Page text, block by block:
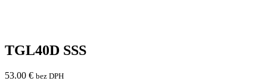
TGL40D SSS
53.00 € bez DPH